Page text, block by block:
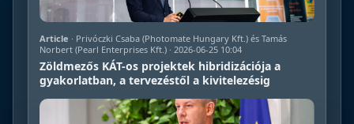
Article · Privóczki Csaba (Photomate Hungary Kft.) és Tamás
Norbert (Pearl Enterprises Kft.) · 2026-06-25 10:04
Zöldmezős KÁT-os projektek hibridizációja a
gyakorlatban, a tervezéstől a kivitelezésig